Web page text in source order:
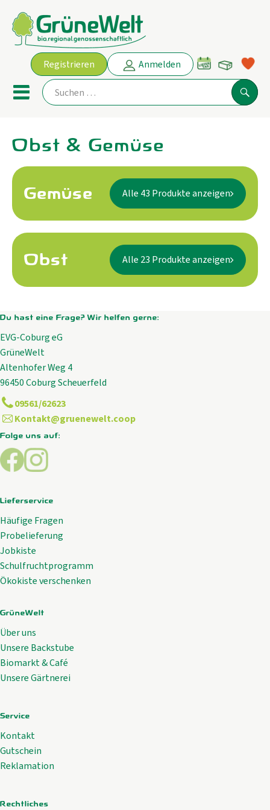
Registrieren Anmelden
Mobiles Menu öffnen oder
Angebot
AKTUELLE ANGEBOTE
Obst & Gemüse
Kühltheke
GrüneWelt Bäckerei
Vorratskammer
Getränke
Haus, Garten, Tier & Co
So geht’s
Über uns
Aktuelles
B2B
Obst & Gemüse
Gemüse Alle 43 Produkte anzeigen
Obst Alle 23 Produkte anzeigen
Du hast eine Frage? Wir helfen gerne:
EVG-Coburg eG
GrüneWelt
Altenhofer Weg 4
96450 Coburg Scheuerfeld
09561/62623
Kontakt@gruenewelt.coop
Folge uns auf:
Externer Link zu https://www.facebook.com/
Externer Link zu https://www.instagram.com/
Lieferservice
Häufige Fragen
Probelieferung
Jobkiste
Schulfruchtprogramm
Ökokiste verschenken
GrüneWelt
Über uns
Unsere Backstube
Biomarkt & Café
Unsere Gärtnerei
Service
Kontakt
Gutschein
Reklamation
Rechtliches